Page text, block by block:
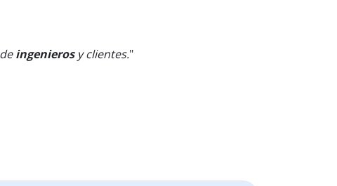
ingenierosy clientes."